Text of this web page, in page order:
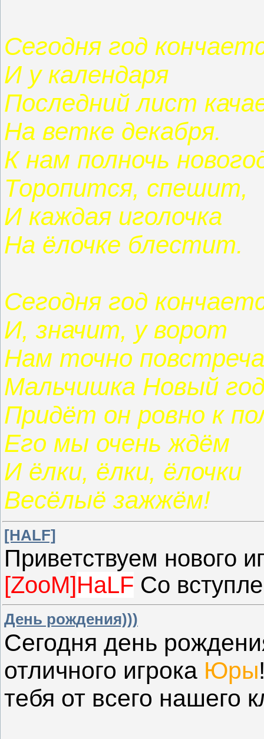
Сегодня год
И у календаря
Последний лист
На ветке декабря.
К нам полночь
Торопится, спешит,
И каждая иголочка
На ёлочке блестит.
Сегодня год
И, значит, у ворот
Нам точно
Мальчишка Новый
Придёт он ровно к
Его мы очень ждём
И ёлки, ёлки, ёлочки
Весёлыё зажжём!
[HALF]
Приветствуем нового
[ZooM]HaLF Со
День рождения)))
Сегодня день
отличного игрока Юры
тебя от всего нашего